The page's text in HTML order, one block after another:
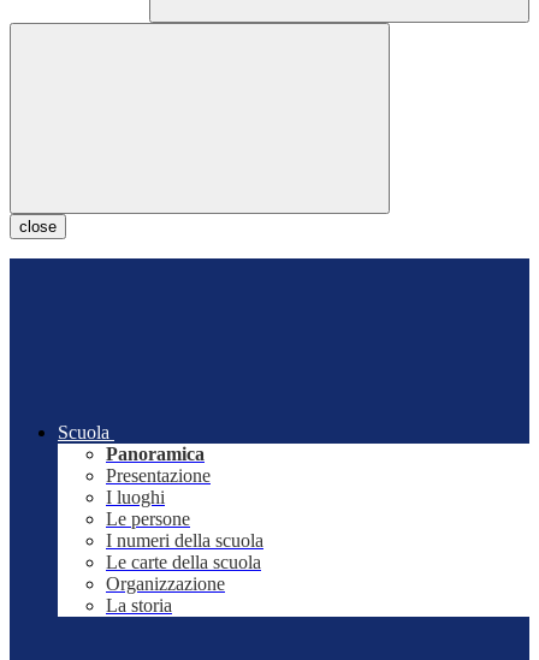
close
Scuola
Panoramica
Presentazione
I luoghi
Le persone
I numeri della scuola
Le carte della scuola
Organizzazione
La storia